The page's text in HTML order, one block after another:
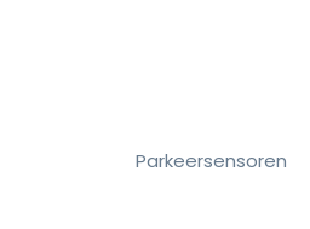
Parkeersensoren